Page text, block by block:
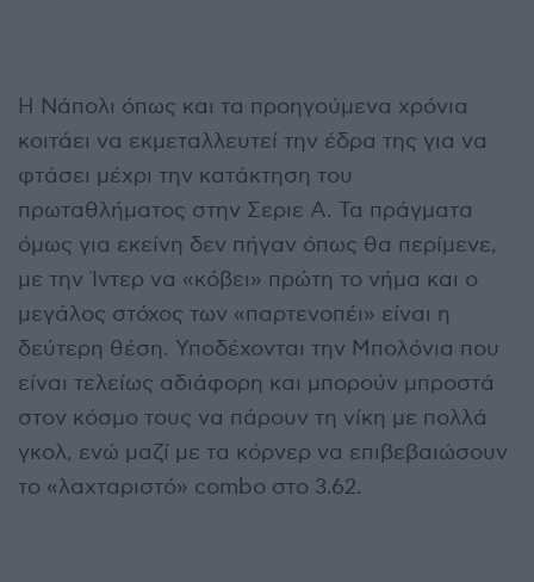
Η Νάπολι όπως και τα προηγούμενα χρόνια
κοιτάει να εκμεταλλευτεί την έδρα της για να
φτάσει μέχρι την κατάκτηση του
πρωταθλήματος στην Σεριε Α. Τα πράγματα
όμως για εκείνη δεν πήγαν όπως θα περίμενε,
με την Ίντερ να «κόβει» πρώτη το νήμα και ο
μεγάλος στόχος των «παρτενοπέι» είναι η
δεύτερη θέση. Υποδέχονται την Μπολόνια που
είναι τελείως αδιάφορη και μπορούν μπροστά
στον κόσμο τους να πάρουν τη νίκη με πολλά
γκολ, ενώ μαζί με τα κόρνερ να επιβεβαιώσουν
το «λαχταριστό» combo στο 3.62.